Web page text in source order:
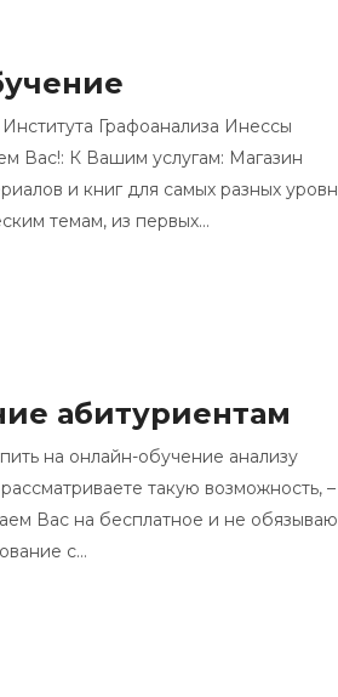
Графоанализа Инессы
Вас!: К Вашим услугам: Магазин
и книг для самых разных
темам, из первых…
абитуриентам
на онлайн-обучение анализу
такую возможность,
Вас на бесплатное и не
с…